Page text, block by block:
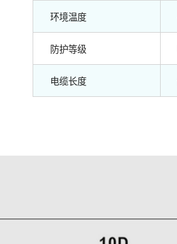
环境温度
防护等级
电缆长度